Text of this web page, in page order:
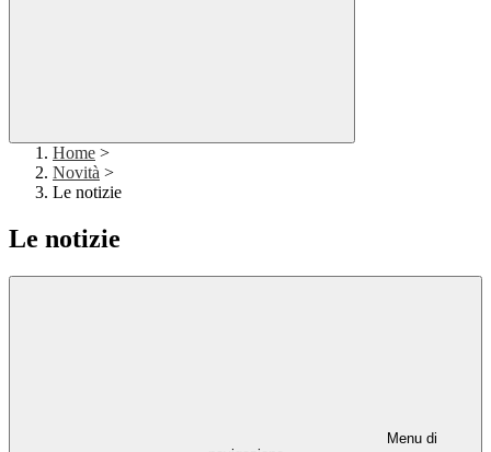
Home >
Novità >
Le notizie
Le notizie
Menu di